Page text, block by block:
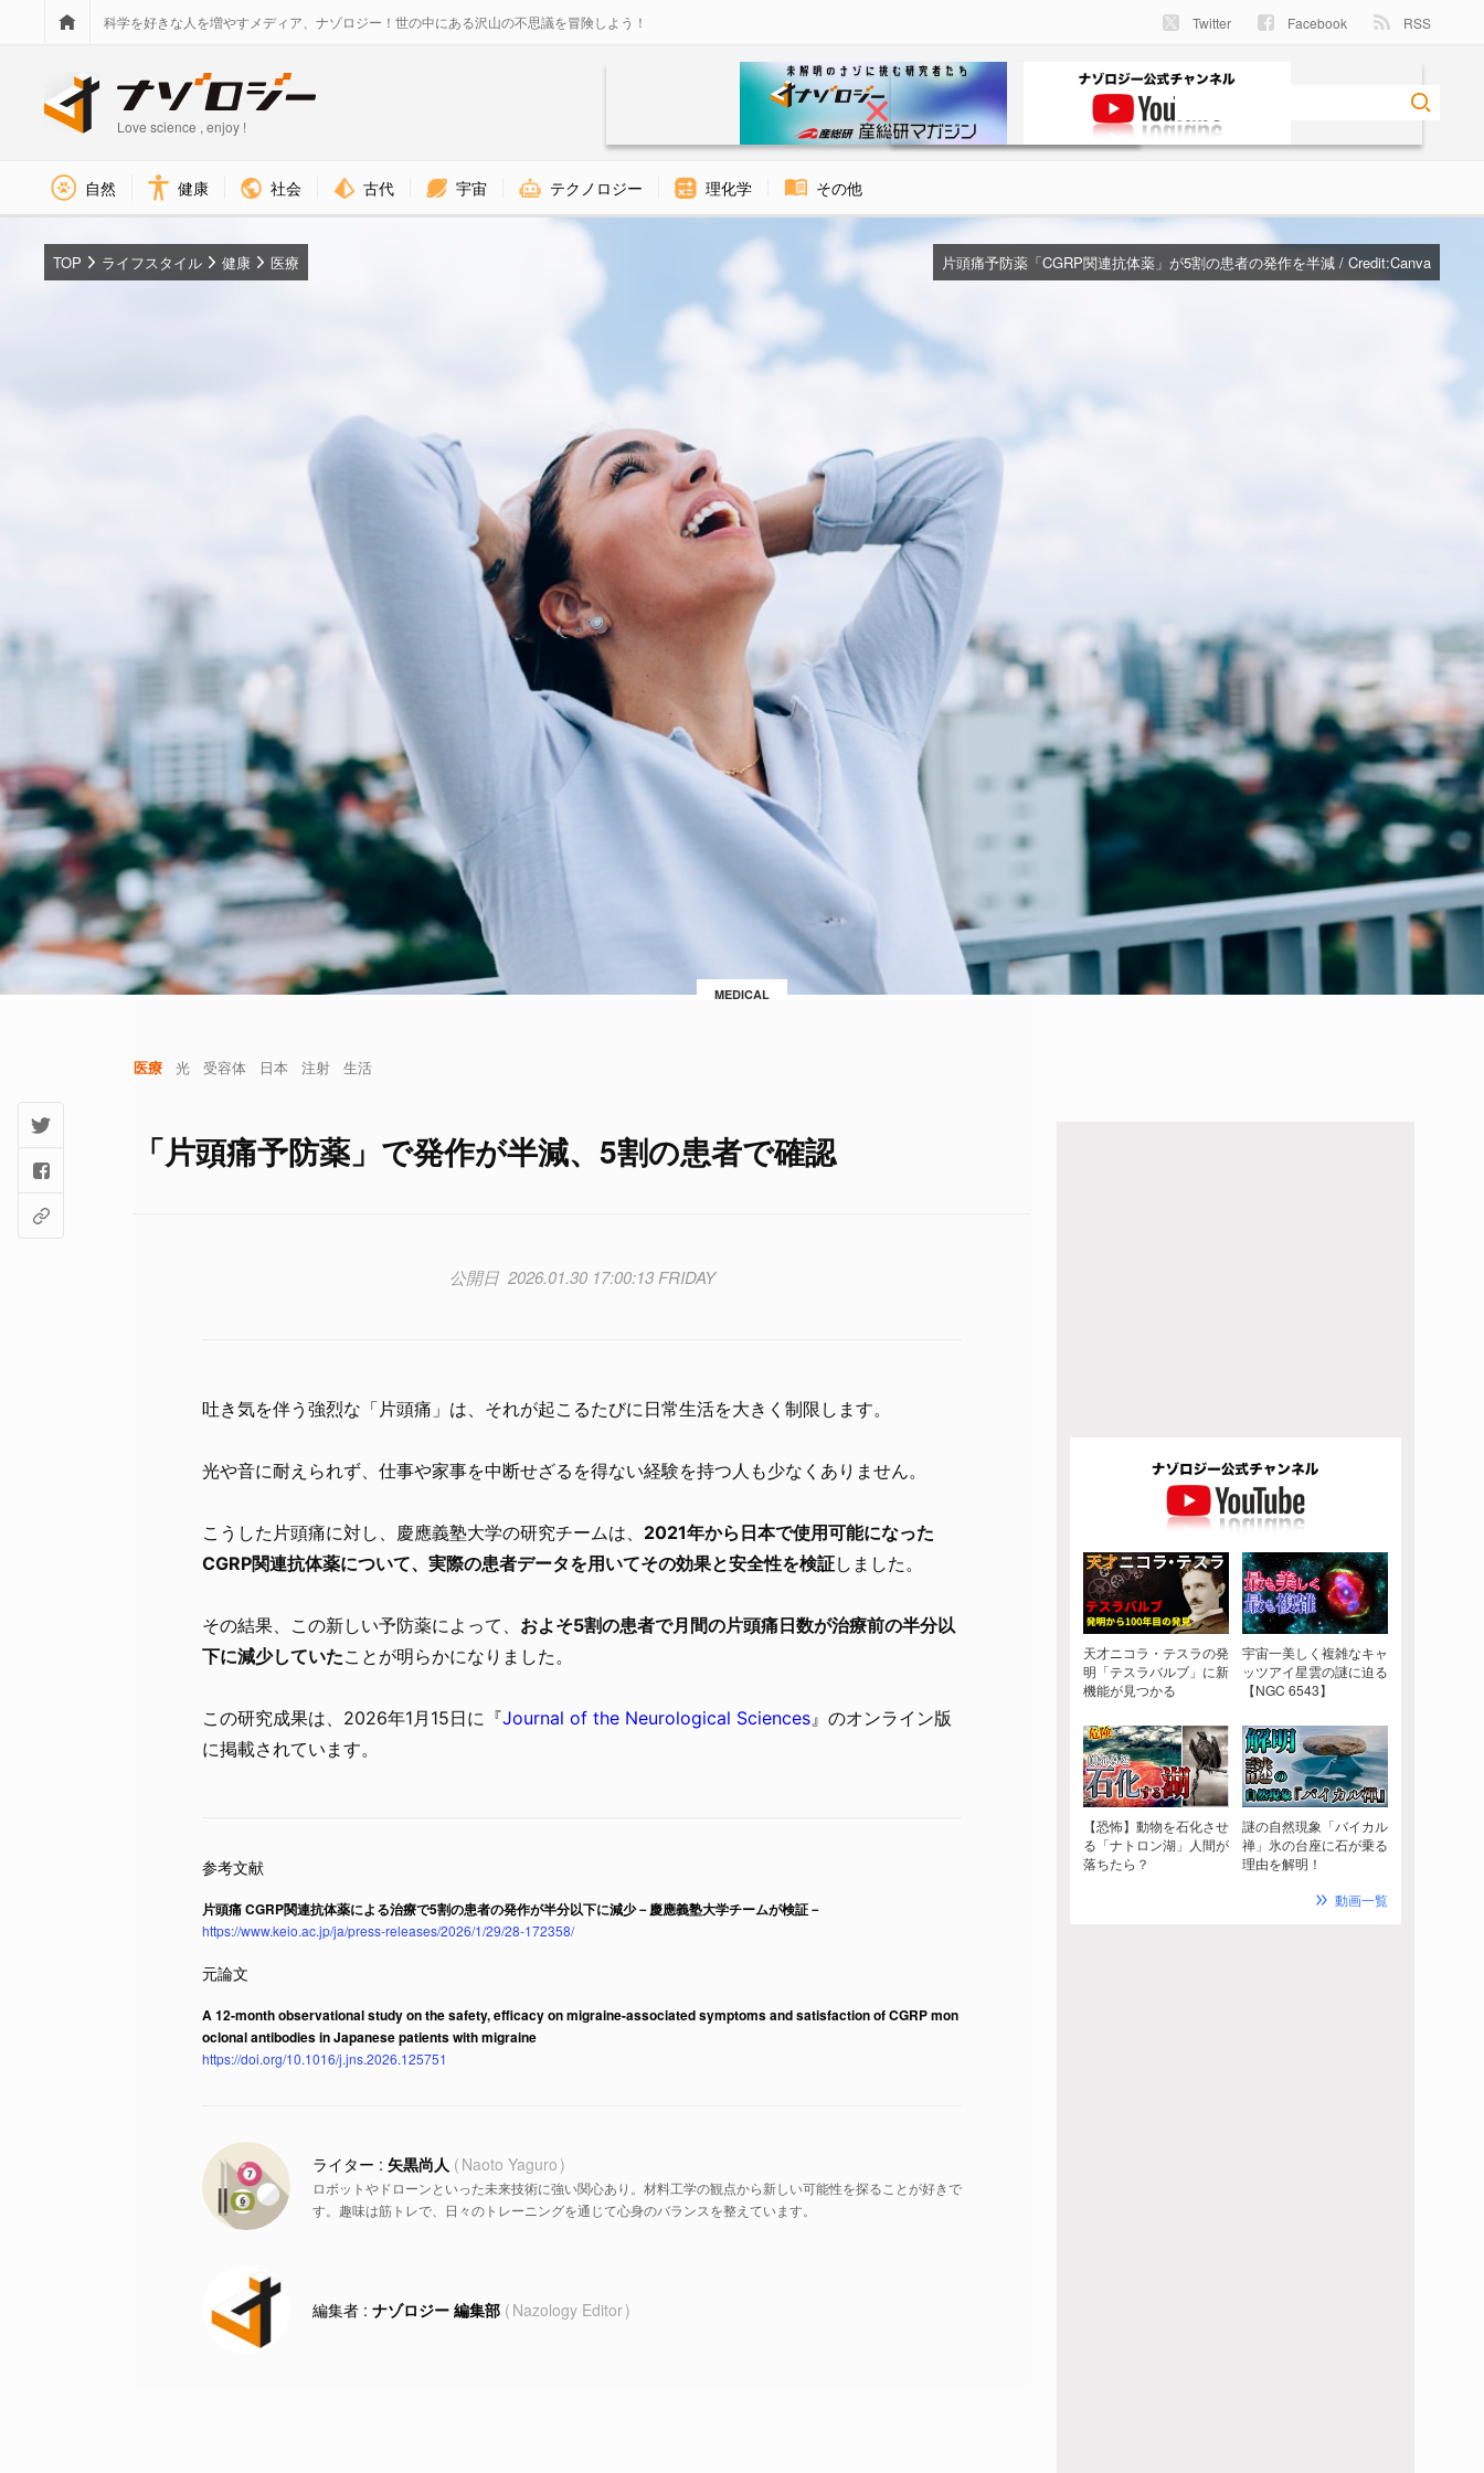
科学を好きな人を増やすメディア、ナゾロジー！世の中にある沢山の不思議を冒険しよう！ Twitter Facebook RSS
Love science , enjoy !
自然 健康 社会 古代 宇宙 テクノロジー 理化学 その他
片頭痛予防薬「CGRP関連抗体薬」が5割の患者の発作を半減 / Credit:Canva
MEDICAL
TOP ライフスタイル 健康 医療
医療 光 受容体 日本 注射 生活
「片頭痛予防薬」で発作が半減、5割の患者で確認
2026.01.30 17:00:13 FRIDAY
吐き気を伴う強烈な「片頭痛」は、それが起こるたびに日常生活を大きく制限します。
光や音に耐えられず、仕事や家事を中断せざるを得ない経験を持つ人も少なくありません。
こうした片頭痛に対し、慶應義塾大学の研究チームは、 2021年から日本で使用可能になった
CGRP関連抗体薬について、実際の患者データを用いてその効果と安全性を検証しました。
その結果、この新しい予防薬によって、 およそ5割の患者で月間の片頭痛日数が治療前の半分以
下に減少していたことが明らかになりました。
この研究成果は、2026年1月15日に『Journal of the Neurological Sciences 』のオンライン版
に掲載されています。
片頭痛 CGRP関連抗体薬による治療で5割の患者の発作が半分以下に減少－慶應義塾大学チームが検証－
https://www.keio.ac.jp/ja/press-releases/2026/1/29/28-172358/
A 12-month observational study on the safety, efficacy on migraine-associated symptoms and satisfaction of CGRP mon
oclonal antibodies in Japanese patients with migraine
https://doi.org/10.1016/j.jns.2026.125751
矢黒尚人 Naoto Yaguro
ロボットやドローンといった未来技術に強い関心あり。材料工学の観点から新しい可能性を探ることが好きで
す。趣味は筋トレで、日々のトレーニングを通じて心身のバランスを整えています。
ナゾロジー 編集部 Nazology Editor
天才ニコラ・テスラの発
明「テスラバルブ」に新
機能が見つかる
宇宙一美しく複雑なキャ
ッツアイ星雲の謎に迫る
【NGC 6543】
【恐怖】動物を石化させ
る「ナトロン湖」人間が
落ちたら？
謎の自然現象「バイカル
禅」氷の台座に石が乗る
理由を解明！
動画一覧